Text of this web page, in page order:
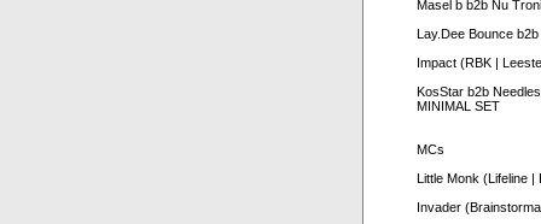
Masel b b2b Nu
Lay.Dee Bounce
Impact (RBK |
KosStar b2b
MINIMAL SET
MCs
Little Monk (Lifeline |
Invader